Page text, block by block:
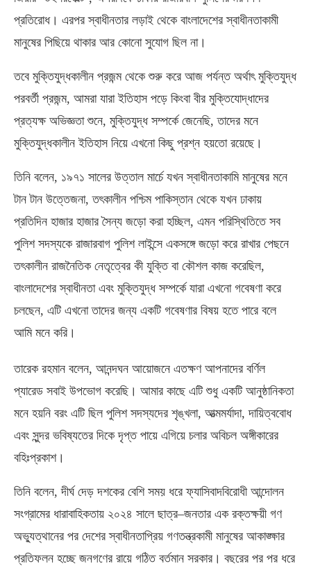
প্রতিরোধ। এরপর স্বাধীনতার লড়াই থেকে বাংলাদেশের স্বাধীনতাকামী
মানুষের পিছিয়ে থাকার আর কোনো সুযোগ ছিল না।
তবে মুক্তিযুদ্ধকালীন প্রজন্ম থেকে শুরু করে আজ পর্যন্ত অর্থাৎ মুক্তিযুদ্ধ
পরবর্তী প্রজন্ম, আমরা যারা ইতিহাস পড়ে কিংবা বীর মুক্তিযোদ্ধাদের
প্রত্যক্ষ অভিজ্ঞতা শুনে, মুক্তিযুদ্ধ সম্পর্কে জেনেছি,তাদের মনে
মুক্তিযুদ্ধকালীন ইতিহাস নিয়ে এখনো কিছু প্রশ্ন হয়তো রয়েছে।
তিনি বলেন, ১৯৭১ সালের উত্তাল মার্চে যখন স্বাধীনতাকামি মানুষের মনে
টান টান উত্তেজনা,তৎকালীন পশ্চিম পাকিস্তান থেকে যখন ঢাকায়
প্রতিদিন হাজার হাজার সৈন্য জড়ো করা হচ্ছিল, এমন পরিস্থিতিতে সব
পুলিশ সদস্যকে রাজারবাগ পুলিশ লাইন্সে একসঙ্গে জড়ো করে রাখার পেছনে
তৎকালীন রাজনৈতিক নেতৃত্বের কী যুক্তি বা কৌশল কাজ করেছিল,
বাংলাদেশের স্বাধীনতা এবং মুক্তিযুদ্ধ সম্পর্কে যারা এখনো গবেষণা করে
চলছেন, এটি এখনো তাদের জন্য একটি গবেষণার বিষয় হতে পারে বলে
আমি মনে করি।
তারেক রহমান বলেন, আনন্দঘন আয়োজনে এতক্ষণ আপনাদের বর্ণিল
প্যারেড সবাই উপভোগ করেছি। আমার কাছে এটি শুধু একটি আনুষ্ঠানিকতা
মনে হয়নি বরং এটি ছিল পুলিশ সদস্যদের শৃঙ্খলা, আত্মমর্যাদা,দায়িত্ববোধ
এবং সুন্দর ভবিষ্যতের দিকে দৃপ্ত পায়ে এগিয়ে চলার অবিচল অঙ্গীকারের
বহিঃপ্রকাশ।
তিনি বলেন,দীর্ঘ দেড় দশকের বেশি সময় ধরে ফ্যাসিবাদবিরোধী আন্দোলন
সংগ্রামের ধারাবাহিকতায় ২০২৪ সালে ছাত্র–জনতার এক রক্তক্ষয়ী গণ
অভ্যুত্থানের পর দেশের স্বাধীনতাপ্রিয় গণতন্ত্রকামী মানুষের আকাঙ্ক্ষার
প্রতিফলন হচ্ছে জনগণের রায়ে গঠিত বর্তমান সরকার। বছরের পর পর ধরে